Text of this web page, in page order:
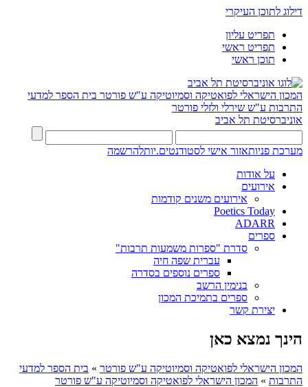
דילוג לתוכן העיקרי
תפריט עליון
תפריט ראשי
תוכן ראשי
המכון הישראלי לפואטיקה וסמיוטיקה ע"ש פורטר בית הספר למדעי
התרבות ע"ש שירלי ולזלי פורטר
אוניברסיטת תל אביב
מערכת פניותאזור אישי לסטודנטים.יותלהרשמה
על אודות
אירועים
אירועים משנים קודמות
Poetics Today
ADARR
ספרים
סדרת "ספרות משמעות תרבות"
עברית שפה חיה
ספרים נוספים בסדרה
בנימין הרשב
ספרים בתמיכת המכון
יצירת קשר
הינך נמצא כאן
המכון הישראלי לפואטיקה וסמיוטיקה ע"ש פורטר » בית הספר למדעי
התרבות » המכון הישראלי לפואטיקה וסמיוטיקה ע"ש פורטר